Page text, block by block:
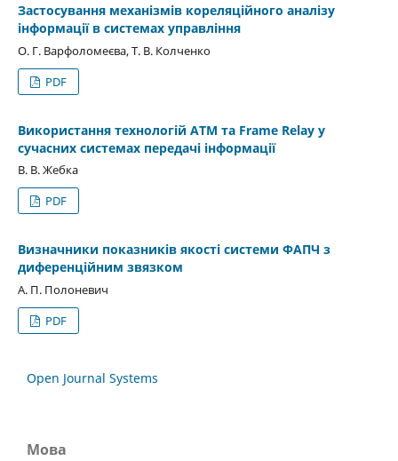
Застосування механізмів кореляційного аналізу
інформації в системах управління
О. Г. Варфоломеєва, Т. В. Колченко
PDF
Використання технологій АТМ та Frame Relay у
сучасних системах передачі інформації
В. В. Жебка
PDF
Визначники показників якості системи ФАПЧ з
диференційним звязком
А. П. Полоневич
PDF
Open Journal Systems
Мова